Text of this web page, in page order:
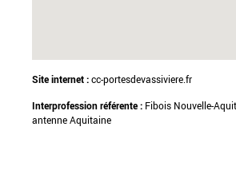
Site internet :cc-portesdevassiviere.fr
Interprofession référente : Fibois Nouvelle-
antenne Aquitaine